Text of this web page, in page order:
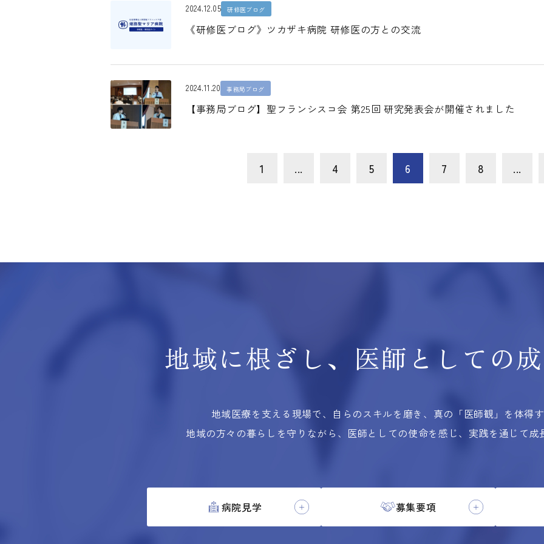
2024.12.05 研修医ブログ
《研修医ブログ》ツカザキ病院 研修医の方との交流
2024.11.20 事務局ブログ
【事務局ブログ】聖フランシスコ会 第25回 研究発表会が開催されました
1 ... 4 5 6 7 8 ...
地域に根ざし、 医師としての
地域医療を支える現場で、自らのスキルを磨き、 真の「医師観」を体得
地域の方々の暮らしを守りながら、医師としての使命を感じ、実践を通じて
病院見学 募集要項